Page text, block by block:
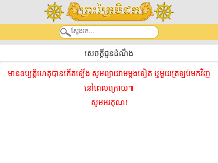
សេចក្តីជូនដំណឹង
មានឧប្បត្តិហេតុបានកើតឡើង សូមព្យាយាមម្ដងទៀត ឬមួយត្រឡប់មកវិញ
នៅពេលក្រោយ៕
សូមអរគុណ!